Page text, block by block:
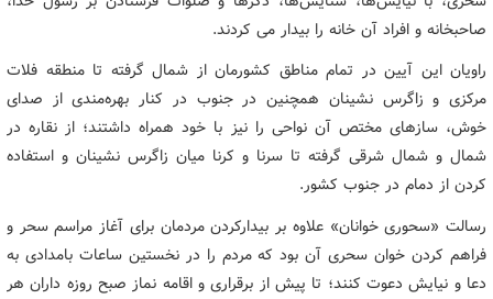
صاحبخانه و افراد آن خانه را بیدار می کردند.
راویان این آیین در تمام مناطق کشورمان از شمال گرفته تا منطقه فلات
مرکزی و زاگرس نشینان همچنین در جنوب در کنار بهره‌مندی از صدای
خوش، سازهای مختص آن نواحی را نیز با خود همراه داشتند؛ از نقاره در
شمال و شمال شرقی گرفته تا سرنا و کرنا میان زاگرس نشینان و استفاده
کردن از دمام در جنوب کشور.
رسالت «سحوری خوانان» علاوه بر بیدارکردن مردمان برای آغاز مراسم سحر و
فراهم کردن خوان سحری آن بود که مردم را در نخستین ساعات بامدادی به
دعا و نیایش دعوت کنند؛ تا پیش از برقراری و اقامه نماز صبح روزه داران هر